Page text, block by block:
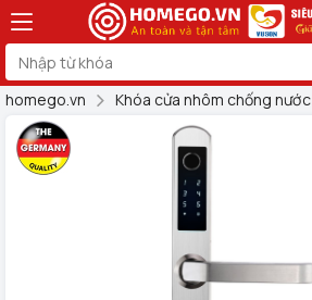
homego.vn Khóa cửa nhôm chống nước